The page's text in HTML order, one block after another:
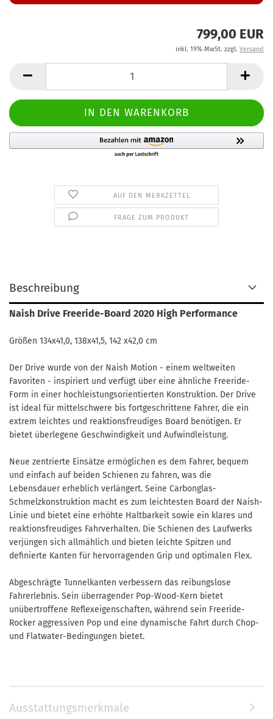
799,00 EUR
inkl. 19% MwSt. zzgl. Versand
AUF DEN MERKZETTEL
FRAGE ZUM PRODUKT
Beschreibung
Naish Drive Freeride-Board 2020 High Performance
Größen 134x41,0, 138x41,5, 142 x42,0 cm
Der Drive wurde von der Naish Motion - einem weltweiten
Favoriten - inspiriert und verfügt über eine ähnliche Freeride-
Form in einer hochleistungsorientierten Konstruktion. Der Drive
ist ideal für mittelschwere bis fortgeschrittene Fahrer, die ein
extrem leichtes und reaktionsfreudiges Board benötigen. Er
bietet überlegene Geschwindigkeit und Aufwindleistung.
Neue zentrierte Einsätze ermöglichen es dem Fahrer, bequem
und einfach auf beiden Schienen zu fahren, was die
Lebensdauer erheblich verlängert. Seine Carbonglas-
Schmelzkonstruktion macht es zum leichtesten Board der Naish-
Linie und bietet eine erhöhte Haltbarkeit sowie ein klares und
reaktionsfreudiges Fahrverhalten. Die Schienen des Laufwerks
verjüngen sich allmählich und bieten leichte Spitzen und
definierte Kanten für hervorragenden Grip und optimalen Flex.
Abgeschrägte Tunnelkanten verbessern das reibungslose
Fahrerlebnis. Sein überragender Pop-Wood-Kern bietet
unübertroffene Reflexeigenschaften, während sein Freeride-
Rocker aggressiven Pop und eine dynamische Fahrt durch Chop-
und Flatwater-Bedingungen bietet.
Ausstattungsmerkmale